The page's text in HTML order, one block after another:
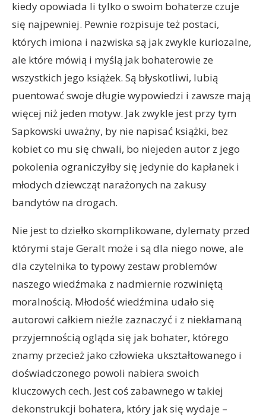
kiedy opowiada li tylko o swoim bohaterze czuje
się najpewniej. Pewnie rozpisuje też postaci,
których imiona i nazwiska są jak zwykle kuriozalne,
ale które mówią i myślą jak bohaterowie ze
wszystkich jego książek. Są błyskotliwi, lubią
puentować swoje długie wypowiedzi i zawsze mają
więcej niż jeden motyw. Jak zwykle jest przy tym
Sapkowski uważny, by nie napisać książki, bez
kobiet co mu się chwali, bo niejeden autor z jego
pokolenia ograniczyłby się jedynie do kapłanek i
młodych dziewcząt narażonych na zakusy
bandytów na drogach.
Nie jest to dziełko skomplikowane, dylematy przed
którymi staje Geralt może i są dla niego nowe, ale
dla czytelnika to typowy zestaw problemów
naszego wiedźmaka z nadmiernie rozwiniętą
moralnością. Młodość wiedźmina udało się
autorowi całkiem nieźle zaznaczyć i z niekłamaną
przyjemnością ogląda się jak bohater, którego
znamy przecież jako człowieka ukształtowanego i
doświadczonego powoli nabiera swoich
kluczowych cech. Jest coś zabawnego w takiej
dekonstrukcji bohatera, który jak się wydaje –